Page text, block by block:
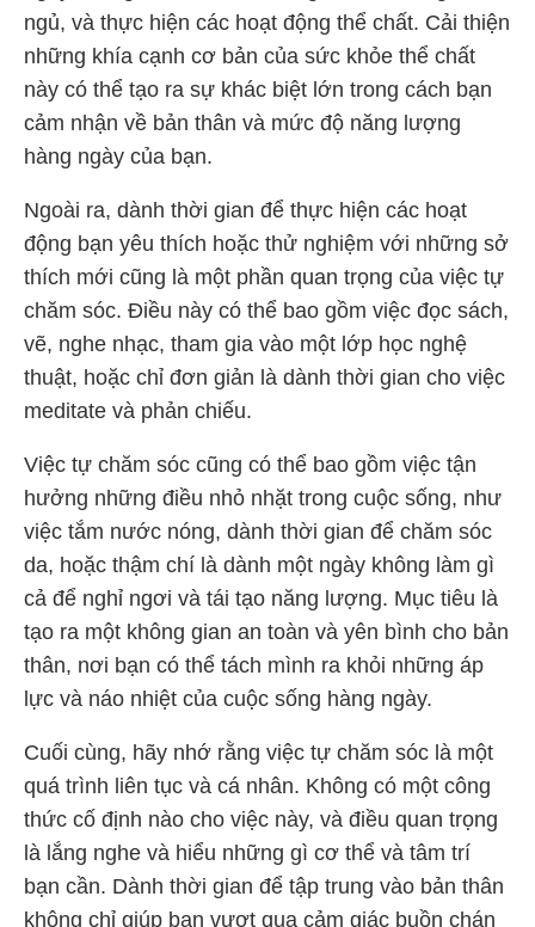
ngủ, và thực hiện các hoạt động thể chất. Cải thiện
những khía cạnh cơ bản của sức khỏe thể chất
này có thể tạo ra sự khác biệt lớn trong cách bạn
cảm nhận về bản thân và mức độ năng lượng
hàng ngày của bạn.
Ngoài ra, dành thời gian để thực hiện các hoạt
động bạn yêu thích hoặc thử nghiệm với những sở
thích mới cũng là một phần quan trọng của việc tự
chăm sóc. Điều này có thể bao gồm việc đọc sách,
vẽ, nghe nhạc, tham gia vào một lớp học nghệ
thuật, hoặc chỉ đơn giản là dành thời gian cho việc
meditate và phản chiếu.
Việc tự chăm sóc cũng có thể bao gồm việc tận
hưởng những điều nhỏ nhặt trong cuộc sống, như
việc tắm nước nóng, dành thời gian để chăm sóc
da, hoặc thậm chí là dành một ngày không làm gì
cả để nghỉ ngơi và tái tạo năng lượng. Mục tiêu là
tạo ra một không gian an toàn và yên bình cho bản
thân, nơi bạn có thể tách mình ra khỏi những áp
lực và náo nhiệt của cuộc sống hàng ngày.
Cuối cùng, hãy nhớ rằng việc tự chăm sóc là một
quá trình liên tục và cá nhân. Không có một công
thức cố định nào cho việc này, và điều quan trọng
là lắng nghe và hiểu những gì cơ thể và tâm trí
bạn cần. Dành thời gian để tập trung vào bản thân
không chỉ giúp bạn vượt qua cảm giác buồn chán